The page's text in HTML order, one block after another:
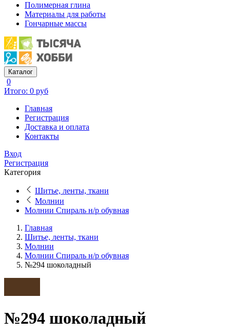
Полимерная глина
Материалы для работы
Гончарные массы
Каталог
0
Итого: 0 руб
Главная
Регистрация
Доставка и оплата
Контакты
Вход
Регистрация
Категория
Шитье, ленты, ткани
Молнии
Молнии Спираль н/р обувная
Главная
Шитье, ленты, ткани
Молнии
Молнии Спираль н/р обувная
№294 шоколадный
№294 шоколадный